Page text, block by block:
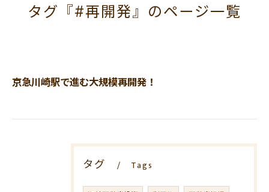
タグ『#再開発』のページ一覧
京急川崎駅で進む大規模再開発！
タグ Tags